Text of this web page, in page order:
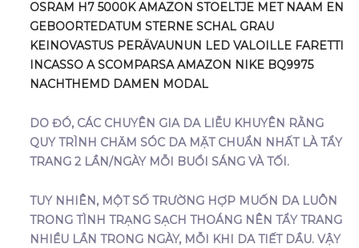
OSRAM H7 5000K AMAZON STOELTJE MET NAAM EN
GEBOORTEDATUM STERNE SCHAL GRAU
KEINOVASTUS PERÄVAUNUN LED VALOILLE FARETTI
INCASSO A SCOMPARSA AMAZON NIKE BQ9975
NACHTHEMD DAMEN MODAL
DO ĐÓ, CÁC CHUYÊN GIA DA LIỄU KHUYÊN RẰNG
QUY TRÌNH CHĂM SÓC DA MẶT CHUẨN NHẤT LÀ TẨY
TRANG 2 LẦN/NGÀY MỖI BUỔI SÁNG VÀ TỐI.
TUY NHIÊN, MỘT SỐ TRƯỜNG HỢP MUỐN DA LUÔN
TRONG TÌNH TRẠNG SẠCH THOÁNG NÊN TẨY TRANG
NHIỀU LẦN TRONG NGÀY, MỖI KHI DA TIẾT DẦU. VẬY